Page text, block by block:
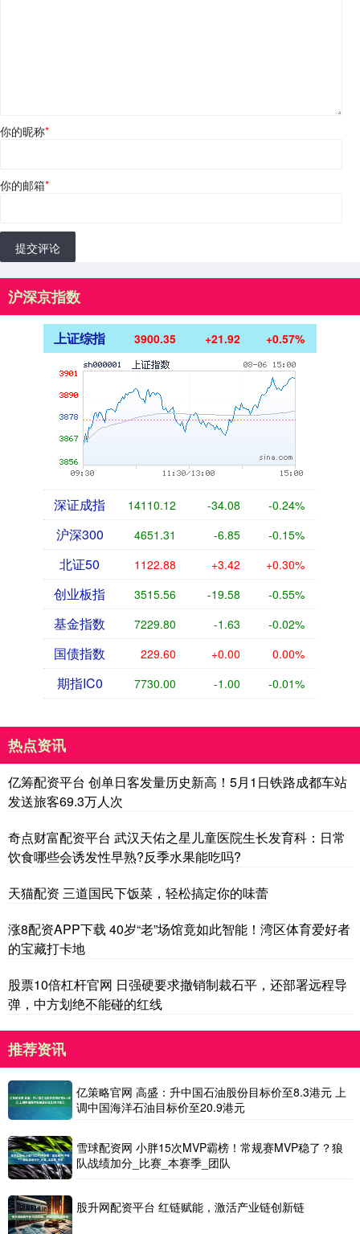
你的昵称*
你的邮箱*
提交评论
沪深京指数
上证综指 3900.35 +21.92 +0.57%
深证成指 14110.12 -34.08 -0.24%
沪深300 4651.31 -6.85 -0.15%
北证50 1122.88 +3.42 +0.30%
创业板指 3515.56 -19.58 -0.55%
基金指数 7229.80 -1.63 -0.02%
国债指数 229.60 +0.00 0.00%
期指IC0 7730.00 -1.00 -0.01%
热点资讯
亿筹配资平台 创单日客发量历史新高！5月1日铁路成都车站
发送旅客69.3万人次
奇点财富配资平台 武汉天佑之星儿童医院生长发育科：日常
饮食哪些会诱发性早熟?反季水果能吃吗?
天猫配资 三道国民下饭菜，轻松搞定你的味蕾
涨8配资APP下载 40岁“老”场馆竟如此智能！湾区体育爱好者
的宝藏打卡地
股票10倍杠杆官网 日强硬要求撤销制裁石平，还部署远程导
弹，中方划绝不能碰的红线
推荐资讯
亿策略官网 高盛：升中国石油股份目标价至8.3港元 上
调中国海洋石油目标价至20.9港元
雪球配资网 小胖15次MVP霸榜！常规赛MVP稳了？狼
队战绩加分_比赛_本赛季_团队
股升网配资平台 红链赋能，激活产业链创新链